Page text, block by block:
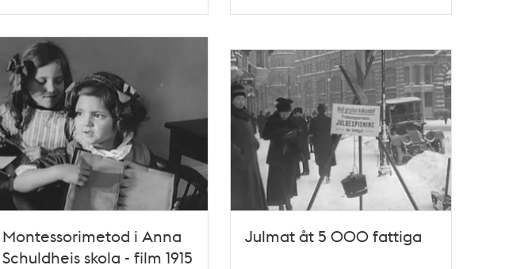
Typ Typ
Montessorimetod i Anna
Schuldheis skola - film 1915
Julmat åt 5 000 fattiga